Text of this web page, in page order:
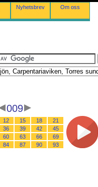
Nyhetsbrev Om oss
009
12 15 18
21
36 39 42
45
60 63 66
69
84 87 90 93